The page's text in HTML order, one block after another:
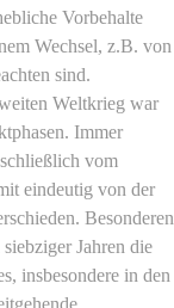
Vorbehalte
Wechsel, z.B. von
sind.
Weltkrieg war
Immer
vom
eindeutig von der
Besonderen
Jahren die
insbesondere in den